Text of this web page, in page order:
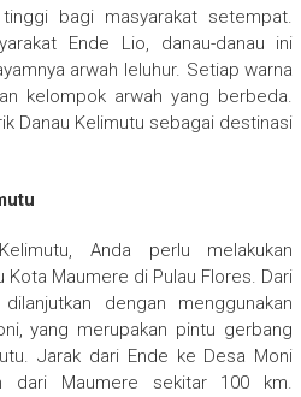
bagi masyarakat setempat.
Ende Lio, danau-danau ini
arwah leluhur. Setiap warna
kelompok arwah yang berbeda.
Danau Kelimutu sebagai destinasi
Anda perlu melakukan
Kota Maumere di Pulau Flores. Dari
dengan menggunakan
yang merupakan pintu gerbang
Jarak dari Ende ke Desa Moni
dari Maumere sekitar 100 km.